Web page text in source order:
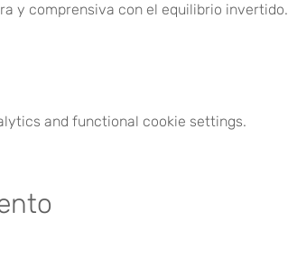
y comprensiva con el equilibrio invertido.
and functional cookie settings.